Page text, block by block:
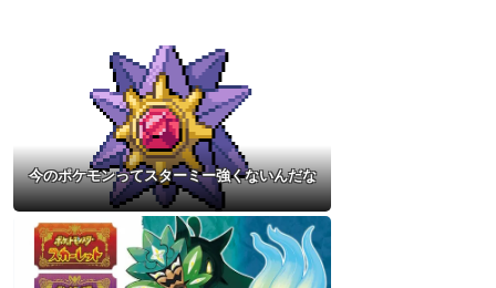
今のポケモンってスターミー強くないんだな